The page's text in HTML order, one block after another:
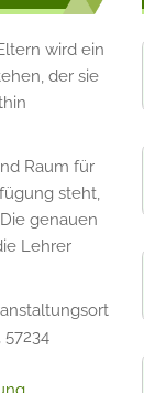
wird ein
der sie
Raum für
steht,
genauen
Lehrer